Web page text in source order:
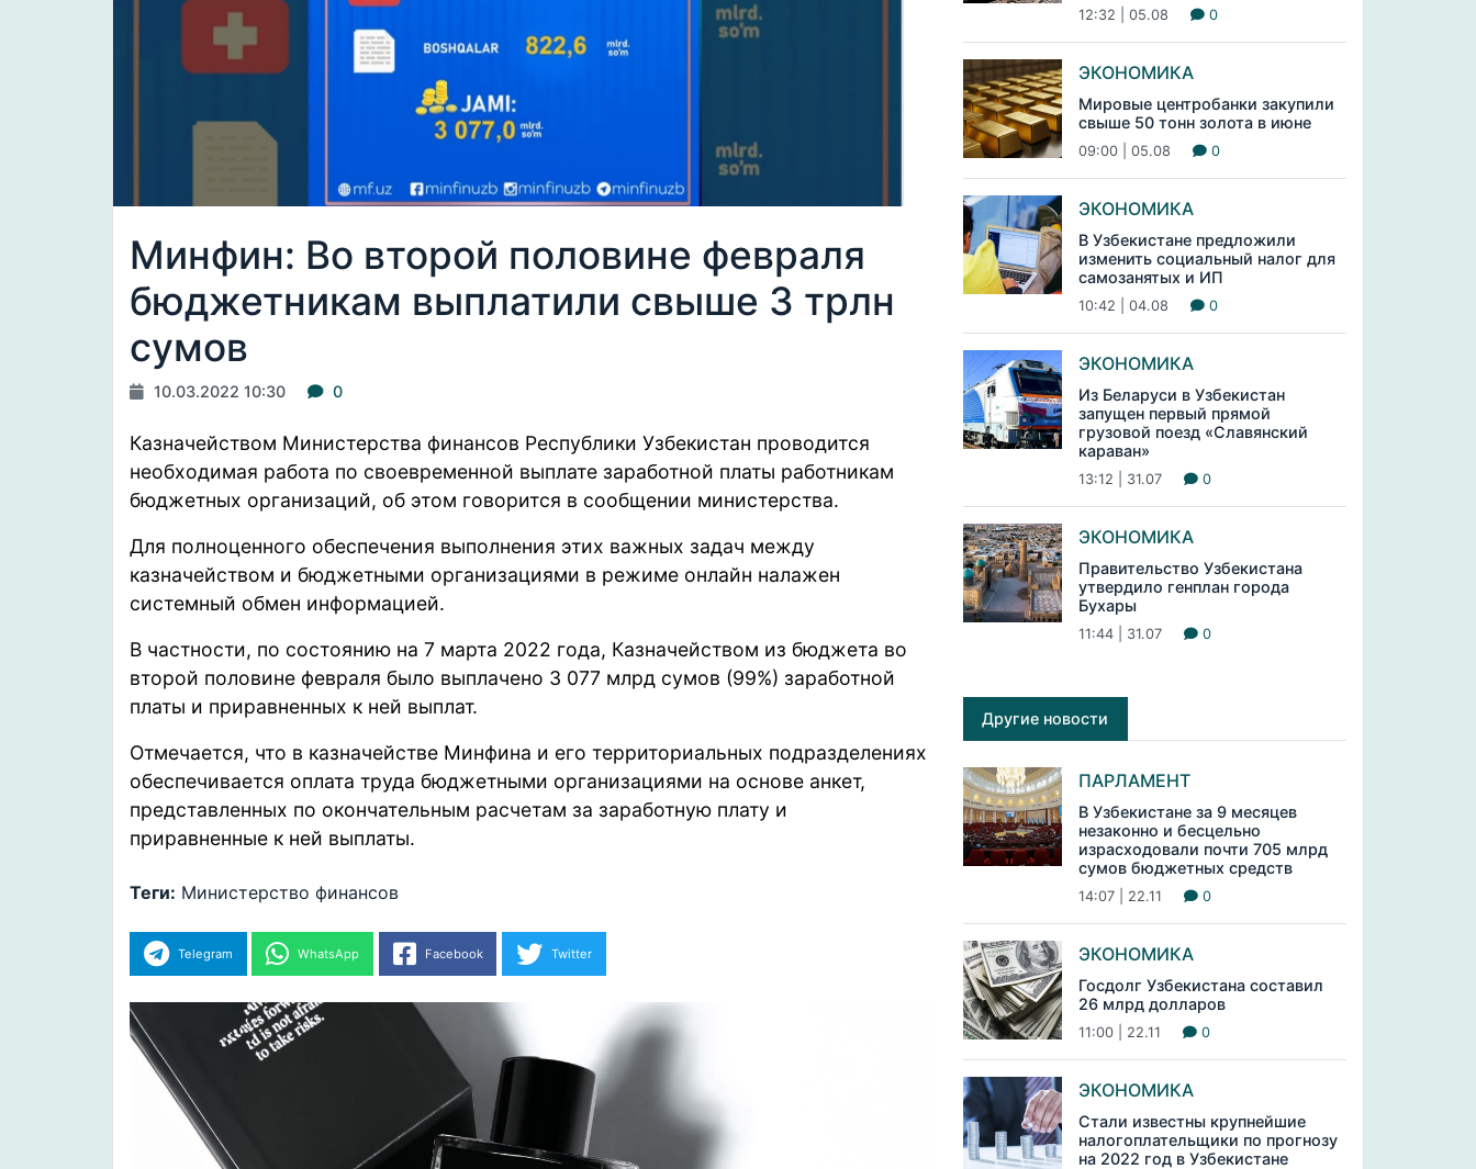
Минфин: Во второй половине февраля
бюджетникам выплатили свыше 3 трлн
сумов
10.03.2022 10:30 0
Казначейством Министерства финансов Республики Узбекистан проводится
необходимая работа по своевременной выплате заработной платы работникам
бюджетных организаций, об этом говорится в сообщении министерства.
Для полноценного обеспечения выполнения этих важных задач между
казначейством и бюджетными организациями в режиме онлайн налажен
системный обмен информацией.
В частности, по состоянию на 7 марта 2022 года, Казначейством из бюджета во
второй половине февраля было выплачено 3 077 млрд сумов (99%) заработной
платы и приравненных к ней выплат.
Отмечается, что в казначействе Минфина и его территориальных подразделениях
обеспечивается оплата труда бюджетными организациями на основе анкет,
представленных по окончательным расчетам за заработную плату и
приравненные к ней выплаты.
Теги: Министерство финансов
Telegram WhatsApp Facebook Twitter
12:32 | 05.08 0
ЭКОНОМИКА
Мировые центробанки закупили
свыше 50 тонн золота в июне
09:00 | 05.08 0
ЭКОНОМИКА
В Узбекистане предложили
изменить социальный налог для
самозанятых и ИП
10:42 | 04.08 0
ЭКОНОМИКА
Из Беларуси в Узбекистан
запущен первый прямой
грузовой поезд «Славянский
караван»
13:12 | 31.07 0
ЭКОНОМИКА
Правительство Узбекистана
утвердило генплан города
Бухары
11:44 | 31.07 0
Другие новости
ПАРЛАМЕНТ
В Узбекистане за 9 месяцев
незаконно и бесцельно
израсходовали почти 705 млрд
сумов бюджетных средств
14:07 | 22.11 0
ЭКОНОМИКА
Госдолг Узбекистана составил
26 млрд долларов
11:00 | 22.11 0
ЭКОНОМИКА
Стали известны крупнейшие
налогоплательщики по прогнозу
на 2022 год в Узбекистане